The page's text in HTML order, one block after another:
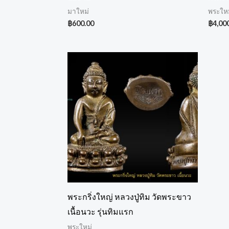
มาใหม่
฿600.00
พระใ
฿
พระกริ่งใหญ่ หลวงปู่ทิม วัดพระขาว
เนื้อนวะ รุ่นทิมแรก
พระใหม่